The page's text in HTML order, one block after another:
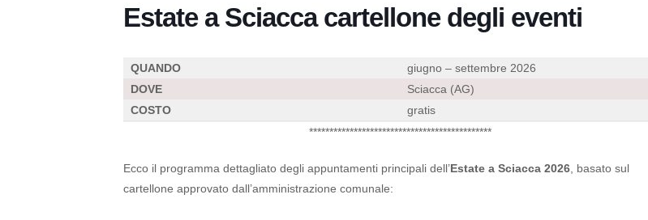
Estate a Sciacca cartellone degli eventi
QUANDO
giugno – settembre 2026
DOVE
Sciacca (AG)
COSTO
gratis
*********************************************
Ecco il programma dettagliato degli appuntamenti principali dell’Estate a Sciacca 2026 , basato sul
cartellone approvato dall’amministrazione comunale: